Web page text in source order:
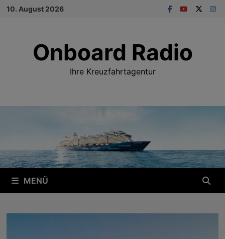
Zum10. August 2026
Onboard Radio
Ihre Kreuzfahrtagentur
MENÜ